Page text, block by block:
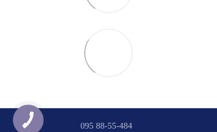
095 88-55-484